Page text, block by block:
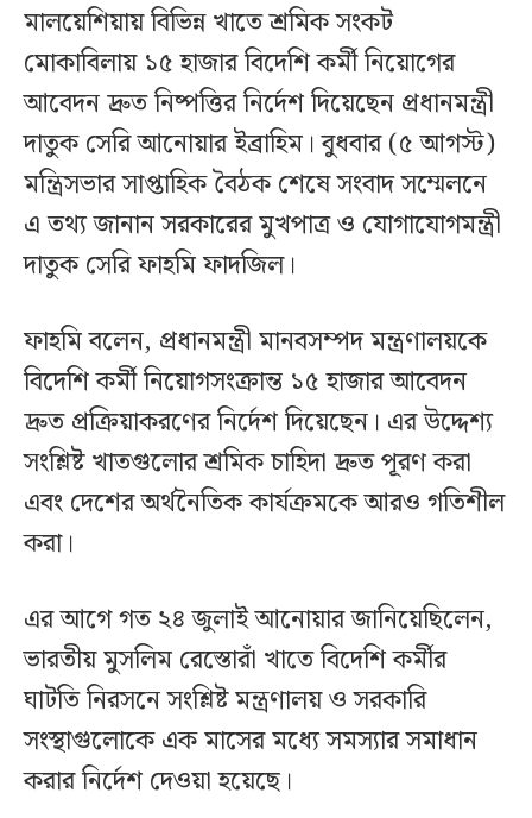
মালয়েশিয়ায় বিভিন্ন খাতে শ্রমিক সংকট
মোকাবিলায় ১৫ হাজার বিদেশি কর্মী নিয়োগের
আবেদন দ্রুত নিষ্পত্তির নির্দেশ দিয়েছেন প্রধানমন্ত্রী
দাতুক সেরি আনোয়ার ইব্রাহিম। বুধবার (৫ আগস্ট)
মন্ত্রিসভার সাপ্তাহিক বৈঠক শেষে সংবাদ সম্মেলনে
এ তথ্য জানান সরকারের মুখপাত্র ও যোগাযোগমন্ত্রী
দাতুক সেরি ফাহমি ফাদজিল।
ফাহমি বলেন, প্রধানমন্ত্রী মানবসম্পদ মন্ত্রণালয়কে
বিদেশি কর্মী নিয়োগসংক্রান্ত ১৫ হাজার আবেদন
দ্রুত প্রক্রিয়াকরণের নির্দেশ দিয়েছেন। এর উদ্দেশ্য
সংশ্লিষ্ট খাতগুলোর শ্রমিক চাহিদা দ্রুত পূরণ করা
এবং দেশের অর্থনৈতিক কার্যক্রমকে আরও গতিশীল
করা।
এর আগে গত ২৪ জুলাই আনোয়ার জানিয়েছিলেন,
ভারতীয় মুসলিম রেস্তোরাঁ খাতে বিদেশি কর্মীর
ঘাটতি নিরসনে সংশ্লিষ্ট মন্ত্রণালয় ও সরকারি
সংস্থাগুলোকে এক মাসের মধ্যে সমস্যার সমাধান
করার নির্দেশ দেওয়া হয়েছে।